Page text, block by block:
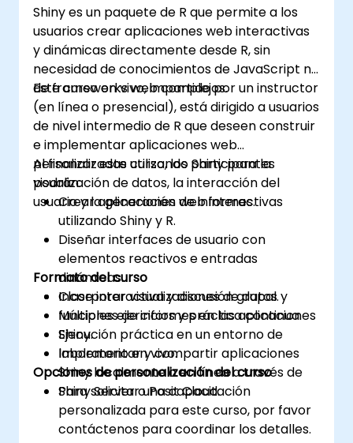
Shiny es un paquete de R que permite a los
usuarios crear aplicaciones web interactivas
y dinámicas directamente desde R, sin
necesidad de conocimientos de JavaScript ni
de frameworks web complejos.
Este curso en vivo, impartido por un instructor
(en línea o presencial), está dirigido a usuarios
de nivel intermedio de R que deseen construir
e implementar aplicaciones web
personalizadas utilizando Shiny para la
visualización de datos, la interacción del
usuario y la generación de informes.
Al finalizar este curso, los participantes
podrán:
Crear aplicaciones web interactivas
utilizando Shiny y R.
Diseñar interfaces de usuario con
elementos reactivos e entradas
dinámicas.
Incorporar visualizaciones de datos y
funciones de informes en las aplicaciones
Shiny.
Implementar y compartir aplicaciones
Shiny localmente o en línea a través de
Shiny Server o Posit Cloud.
Formato del curso
Clase interactiva y discusión grupal.
Múltiples ejercicios y práctica continua.
Ejecución práctica en un entorno de
laboratorio en vivo.
Opciones de personalización del curso
Para solicitar una capacitación
personalizada para este curso, por favor
contáctenos para coordinar los detalles.